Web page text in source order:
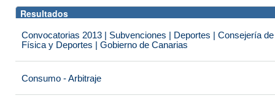
Resultados
Convocatorias 2013 | Subvenciones | Deportes | Consejería
Física y Deportes | Gobierno de Canarias
Consumo - Arbitraje